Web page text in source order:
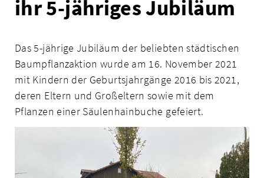
ihr 5-jähriges Jubiläum
Das 5-jährige Jubiläum der beliebten städtischen
Baumpflanzaktion wurde am 16. November 2021
mit Kindern der Geburtsjahrgänge 2016 bis 2021,
deren Eltern und Großeltern sowie mit dem
Pflanzen einer Säulenhainbuche gefeiert.